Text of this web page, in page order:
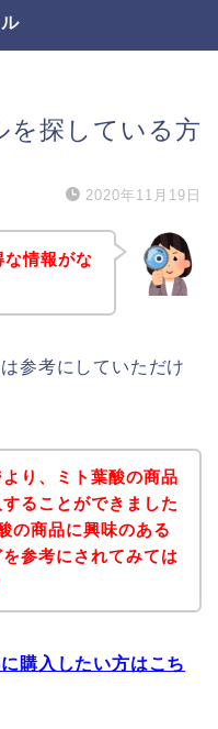
を探している方
2020年11月19日
な情報がな
参考にしていただけ
り、ミト葉酸の商品
ることができました
の商品に興味のある
参考にされてみては
購入したい方はこち